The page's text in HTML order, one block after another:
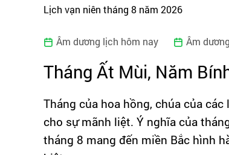
Lịch vạn niên tháng 8 năm 2026
Âm dương lịch hôm nay Âm
Tháng Ất Mùi, Năm
Tháng của hoa hồng, chúa của
cho sự mãnh liệt. Ý nghĩa của
tháng 8 mang đến miền Bắc hình